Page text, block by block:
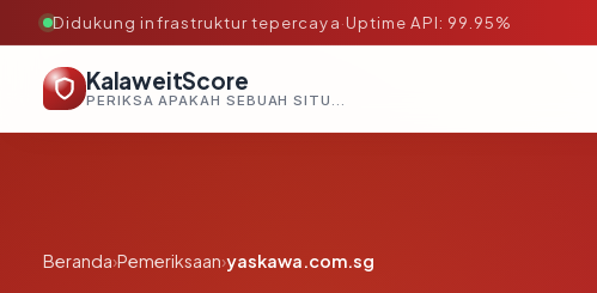
Didukung infrastruktur tepercaya·Uptime API: 99.95%
KalaweitScore
PERIKSA APAKAH SEBUAH SITUS AMAN, TEPERCAYA, DAN TERVERIFIKASI DALAM HITUNGAN DETIK.
Beranda›Pemeriksaan›yaskawa.com.sg